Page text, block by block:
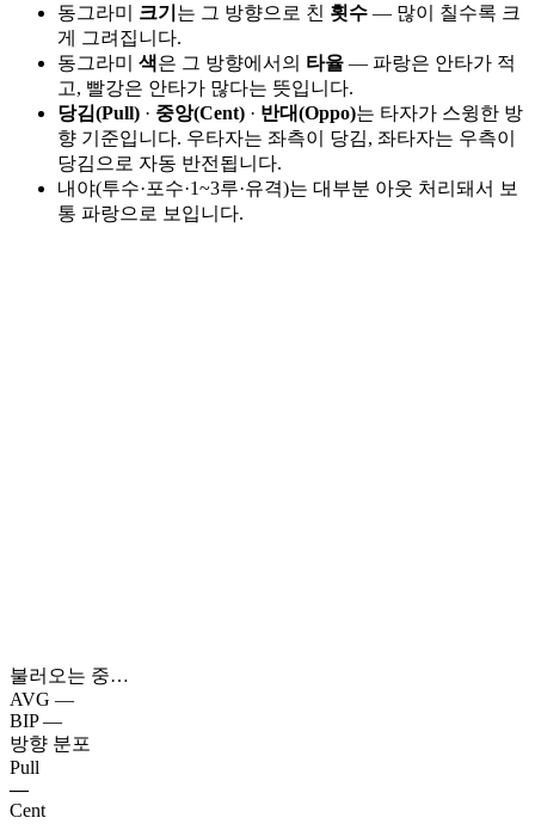
동그라미 크기 는 그 방향으로 친 횟수 — 많이 칠수록 크
게 그려집니다.
동그라미 색은 그 방향에서의 타율 — 파랑은 안타가 적
고, 빨강은 안타가 많다는 뜻입니다.
당김(Pull) · 중앙(Cent) · 반대(Oppo)는 타자가 스윙한 방
향 기준입니다. 우타자는 좌측이 당김, 좌타자는 우측이
당김으로 자동 반전됩니다.
내야(투수·포수·1~3루·유격)는 대부분 아웃 처리돼서 보
통 파랑으로 보입니다.
불러오는 중…
AVG —
BIP —
방향 분포
Pull
—
Cent